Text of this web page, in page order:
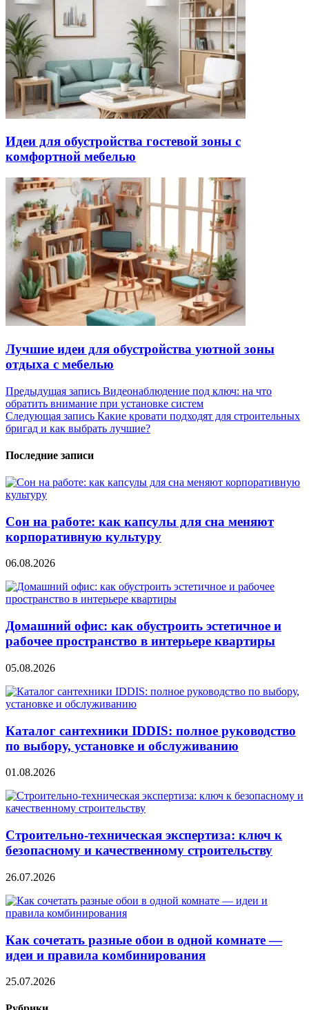
Идеи для обустройства гостевой зоны с
комфортной мебелью
Лучшие идеи для обустройства уютной зоны
отдыха с мебелью
Навигация
по
записям
Предыдущая запись Видеонаблюдение под ключ: на что
обратить внимание при установке систем
Следующая запись Какие кровати подходят для строительных
бригад и как выбрать лучшие?
Последние записи
Сон на работе: как капсулы для сна меняют
корпоративную культуру
06.08.2026
Домашний офис: как обустроить эстетичное и
рабочее пространство в интерьере квартиры
05.08.2026
Каталог сантехники IDDIS: полное руководство
по выбору, установке и обслуживанию
01.08.2026
Строительно‑техническая экспертиза: ключ к
безопасному и качественному строительству
26.07.2026
Как сочетать разные обои в одной комнате —
идеи и правила комбинирования
25.07.2026